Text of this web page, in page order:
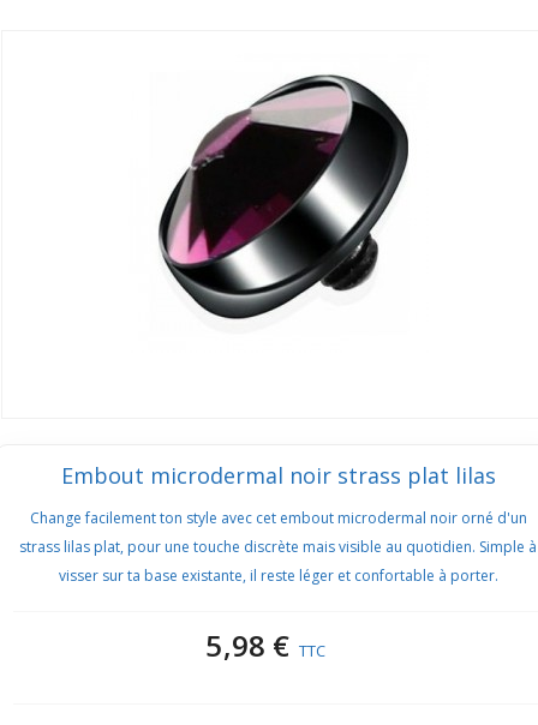
Embout microdermal noir strass plat lilas
Change facilement ton style avec cet embout microdermal noir orné d'un
strass lilas plat, pour une touche discrète mais visible au quotidien. Simple à
visser sur ta base existante, il reste léger et confortable à porter.
5,98 € TTC